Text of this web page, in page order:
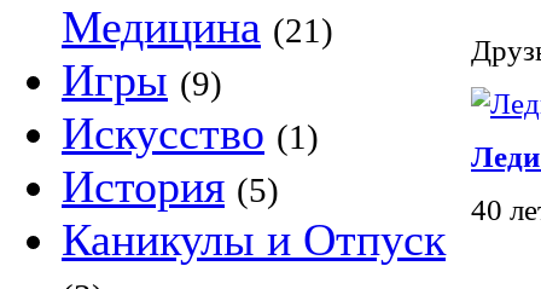
Медицина (21)
Игры (9)
Искусство (1)
История (5)
Каникулы и Отпуск
40